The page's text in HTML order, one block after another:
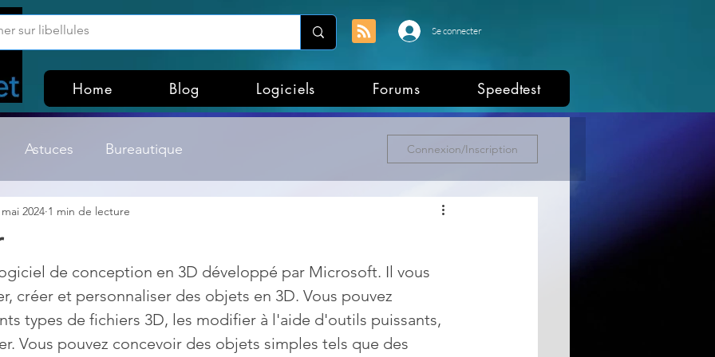
Se connecter
Home Blog Logiciels Forums Speedtest
Astuces Bureautique
Customisation Windows
de fichiers Gestion Système Graphisme
& Photoshop Linux
Connexion/Inscription
2024 1 min de lecture
de conception en 3D développé par Microsoft. Il vous
créer et personnaliser des objets en 3D. Vous pouvez
types de fichiers 3D, les modifier à l'aide d'outils puissants,
Vous pouvez concevoir des objets simples tels que des